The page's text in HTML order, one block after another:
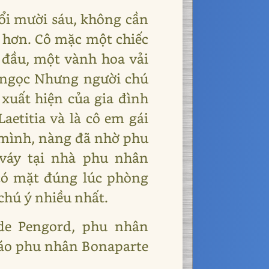
mười sáu, không cần
Cô mặc một chiếc
một vành hoa vải
Nhưng người chú
hiện của gia đình
và là cô em gái
nàng đã nhờ phu
tại nhà phu nhân
mặt đúng lúc phòng
ý nhiều nhất.
Pengord, phu nhân
phu nhân Bonaparte